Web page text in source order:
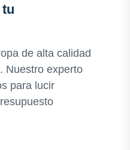
de alta calidad
Nuestro experto
para lucir